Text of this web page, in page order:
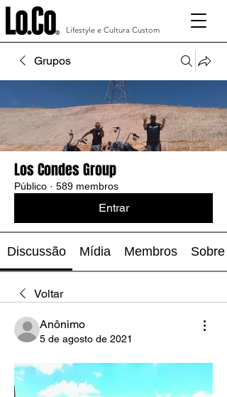
Lifestyle e Cultura Custom
Grupos
Los Condes Group
Público · 589 membros
Entrar
Discussão Mídia Membros Sobre
Voltar
Anônimo
5 de agosto de 2021